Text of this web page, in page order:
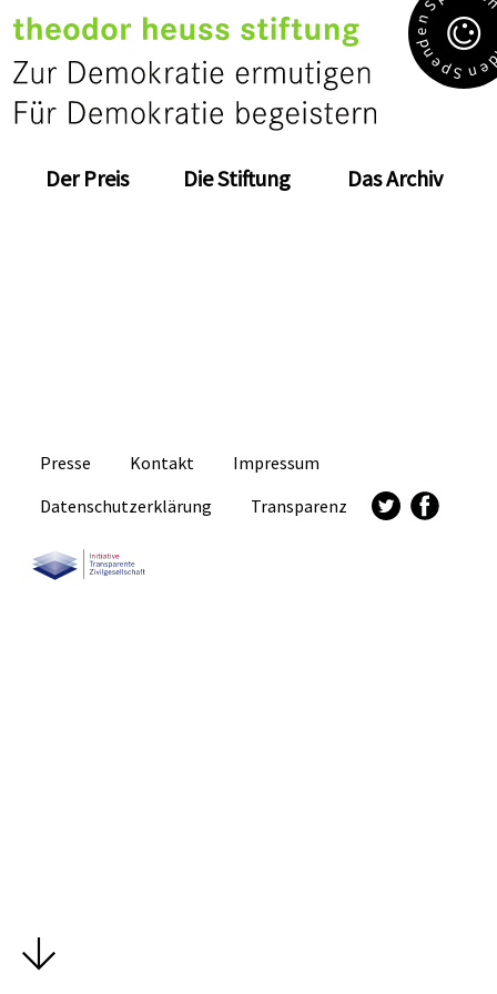
Der Preis Die Stiftung Das Archiv
S
p
e
n
d
e
n
S
e
n
Presse Kontakt
Impressum
Datenschutzerklärung
Transparenz